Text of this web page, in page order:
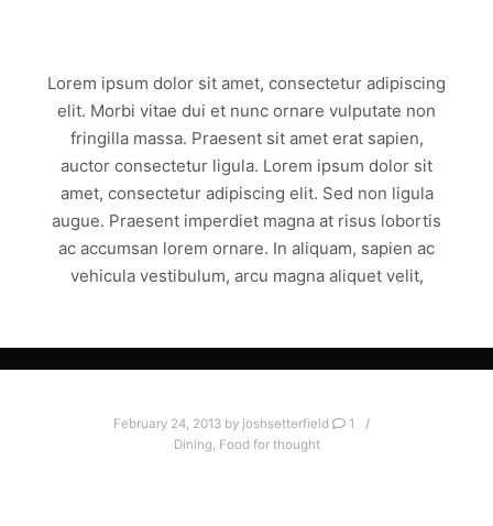
Lorem ipsum dolor sit amet, consectetur adipiscing
elit. Morbi vitae dui et nunc ornare vulputate non
fringilla massa. Praesent sit amet erat sapien,
auctor consectetur ligula. Lorem ipsum dolor sit
amet, consectetur adipiscing elit. Sed non ligula
augue. Praesent imperdiet magna at risus lobortis
ac accumsan lorem ornare. In aliquam, sapien ac
vehicula vestibulum, arcu magna aliquet velit,
February 24, 2013by joshsetterfield
1
Dining, Food for thought